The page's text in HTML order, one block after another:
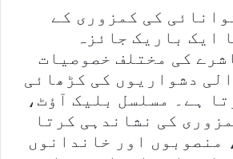
کی کمزوری کے
ایک باریک جائزہ
کی مختلف خصوصیات
دشواریوں کی کڑھائی
ہے۔ مسلسل بلیک آؤٹ،
کی نشاندہی کرتا
منصوبوں اور خاندانوں